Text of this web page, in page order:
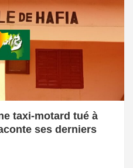
taxi-motard tué à
ses derniers